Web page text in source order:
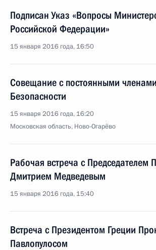
Подписан Указ «Вопросы
Российской Федерации»
15 января 2016 года, 16:50
Совещание с постоянными
Безопасности
15 января 2016 года, 16:20
Московская область, Ново-Огарёво
Рабочая встреча с Председателем
Дмитрием Медведевым
15 января 2016 года, 15:40
Встреча с Президентом Греции
Павлопулосом